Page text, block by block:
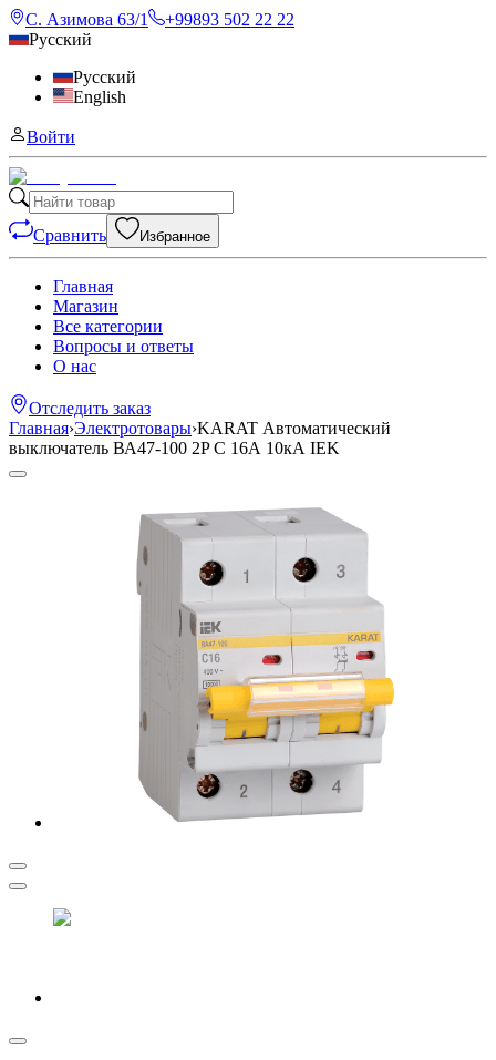
С. Азимова 63/1
+99893 502 22 22
Русский
Русский
English
Войти
Сравнить Избранное
Главная
Магазин
Все категории
Вопросы и ответы
О нас
Отследить заказ
Главная›Электротовары›KARAT Автоматический
выключатель ВА47-100 2P C 16А 10кА IEK